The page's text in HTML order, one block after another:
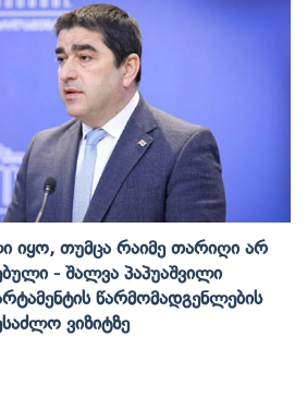
Იყო, Თუმცა Რაიმე Თარიღი Არ
- Შალვა Პაპუაშვილი
Წარმომადგენლების
Ვიზიტზე